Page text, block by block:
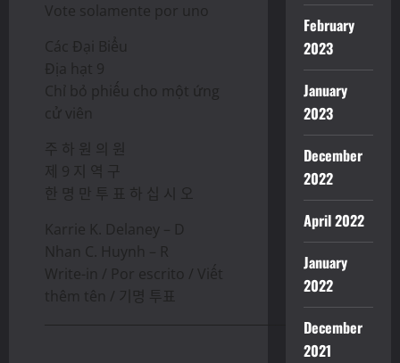
Vote solamente por uno
Các Đại Biểu
Địa hạt 9
Chỉ bỏ phiếu cho một ứng
cử viên
주 하 원 의 원
제 9 지 역 구
한 명 만 투 표 하 십 시 오
Karrie K. Delaney – D
Nhan C. Huynh – R
Write-in / Por escrito / Viết
thêm tên / 기명 투표
________________________________________________
February
2023
January
2023
December
2022
April 2022
January
2022
December
2021